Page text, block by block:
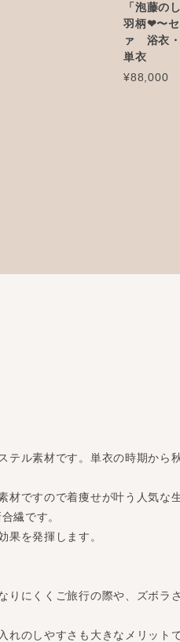
「泡藤の
羽柄❤︎〜
ァ 浴衣・
単衣
¥88,000
ル素材です。単衣の時期から
ですので着痩せが叶う人気な生
繊です。
果を発揮します。
にくくご旅行の際や、ズボラ
のしやすさも大きなメリットで